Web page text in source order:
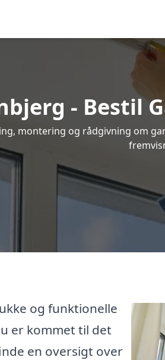
- Bestil
montering og rådgivning om
og funktionelle
er kommet til det
en oversigt over